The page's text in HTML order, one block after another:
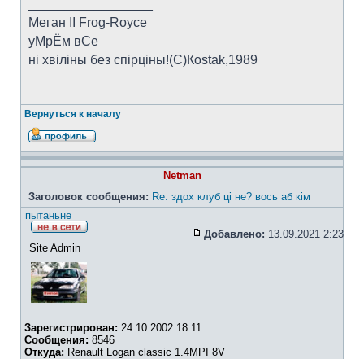
Меган II Frog-Royce
уМрЁм вСе
ні хвіліны без спірціны!(C)Коstak,1989
Вернуться к началу
Netman
Заголовок сообщения: Re: здох клуб ці не? вось аб кім
пытаньне
Добавлено: 13.09.2021 2:23
Site Admin
Зарегистрирован: 24.10.2002 18:11
Сообщения: 8546
Откуда: Renault Logan classic 1.4MPI 8V